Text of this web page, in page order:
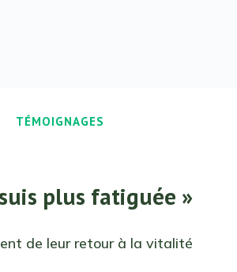
TÉMOIGNAGES
plus fatiguée »
de leur retour à la vitalité